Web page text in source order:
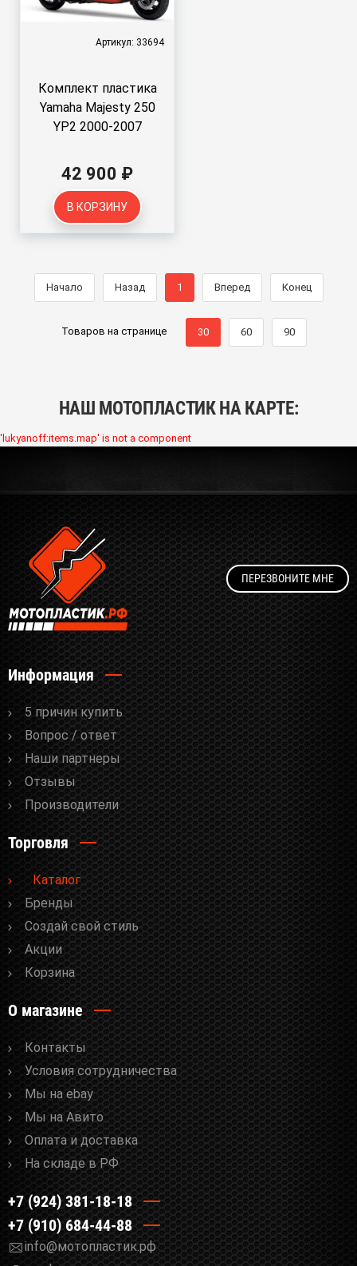
Артикул: 33694
Комплект пластика
Yamaha Majesty 250
YP2 2000-2007
42 900 ₽
В КОРЗИНУ
Начало Назад 1 Вперед Конец
Товаров на странице 30 60 90
НАШ МОТОПЛАСТИК НА КАРТЕ:
'lukyanoff:items.map' is not a component
ПЕРЕЗВОНИТЕ МНЕ
Информация
5 причин купить
Вопрос / ответ
Наши партнеры
Отзывы
Производители
Торговля
Каталог
Бренды
Cоздай свой стиль
Акции
Корзина
О магазине
Контакты
Условия сотрудничества
Мы на ebay
Мы на Авито
Оплата и доставка
На складе в РФ
+7 (924) 381-18-18
+7 (910) 684-44-88
info@мотопластик.рф